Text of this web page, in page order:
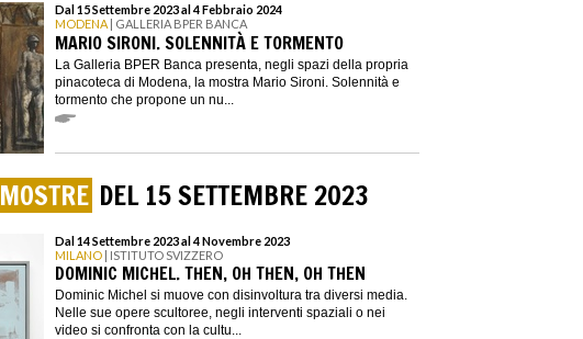
Dal 15 Settembre 2023 al 4 Febbraio 2024
MODENA | GALLERIA BPER BANCA
MARIO SIRONI. SOLENNITÀ E TORMENTO
La Galleria BPER Banca presenta, negli spazi della propria
pinacoteca di Modena, la mostra Mario Sironi. Solennità e
tormento che propone un nu...
MOSTRE DEL 15 SETTEMBRE 2023
Dal 14 Settembre 2023 al 4 Novembre 2023
MILANO | ISTITUTO SVIZZERO
DOMINIC MICHEL. THEN, OH THEN, OH THEN
Dominic Michel si muove con disinvoltura tra diversi media.
Nelle sue opere scultoree, negli interventi spaziali o nei
video si confronta con la cultu...